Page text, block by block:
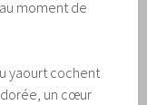
au moment de
yaourt cochent
dorée, un cœur